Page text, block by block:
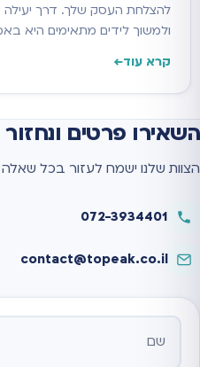
להצלחת העסק שלך. דרך
ולמשוך לידים מתאימים היא
קרא עוד
השאירו פרטים
הצוות שלנו ישמח לעזור בכל
072-3934401
contact@topeak.co.il
אתר